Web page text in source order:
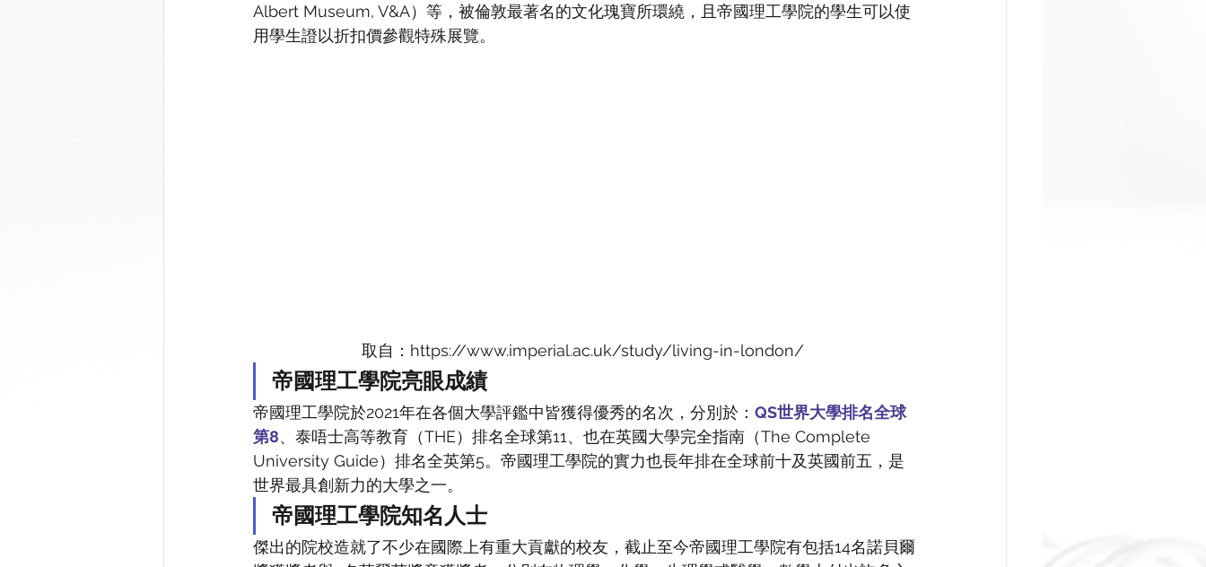
Albert Museum, V&A）等，被倫敦最著名的文化瑰寶所環繞，且帝國理工學院的學生可以使
用學生證以折扣價參觀特殊展覽。
取自：https://www.imperial.ac.uk/study/living-in-london/
帝國理工學院亮眼成績
帝國理工學院於2021年在各個大學評鑑中皆獲得優秀的名次，分別於： QS世界大學排名全球
第8、泰唔士高等教育（THE）排名全球第11、也在英國大學完全指南（The Complete
University Guide）排名全英第5。帝國理工學院的實力也長年排在全球前十及英國前五，是
世界最具創新力的大學之一。
帝國理工學院知名人士
傑出的院校造就了不少在國際上有重大貢獻的校友，截止至今帝國理工學院有包括14名諾貝爾